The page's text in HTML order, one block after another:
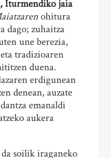
Iturmendiko jaia
ohitura
dago; zuhaitza
une berezia,
tradizioaren
duena.
erdigunean
denean, auzate
emanaldi
aukera
da soilik iraganeko